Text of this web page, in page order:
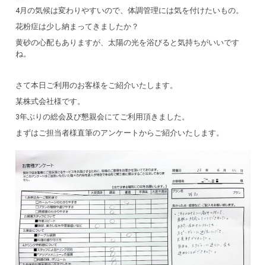
4月の気候は変わりやすいので、体調管理には気を付けたいもの。
花粉症は少し納まってきましたか？
黄砂の心配もありますが、太陽の光を浴びると気持ちがいいです
ね。
さて本日ご利用のお客様をご紹介いたします。
某株式会社様です。
3年ぶりの総会及び懇親会にてご利用頂きました。
まずはご担当者様直筆のアンケートからご紹介いたします。